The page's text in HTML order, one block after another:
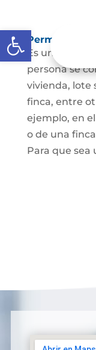
Abrir barra de
Permuta de
Es uno de
persona se
vivienda, lote
finca, entre
ejemplo, en
o de una
Para que sea